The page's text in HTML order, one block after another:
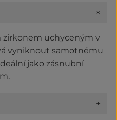
+
zirkonem uchyceným v
vyniknout samotnému
jako zásnubní
+